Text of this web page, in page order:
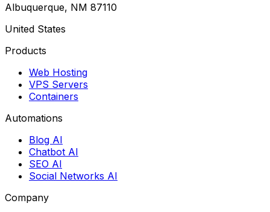
Albuquerque, NM 87110
United States
Products
Web Hosting
VPS Servers
Containers
Automations
Blog AI
Chatbot AI
SEO AI
Social Networks AI
Company